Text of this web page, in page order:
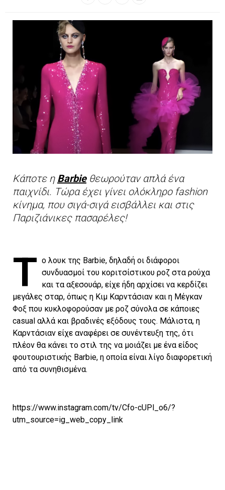
Κάποτε η Barbieθεωρούταν απλά ένα
παιχνίδι. Τώρα έχει γίνει ολόκληρο fashion
κίνημα, που σιγά-σιγά εισβάλλει και στις
Παριζιάνικες πασαρέλες!
Τ ο λουκ της Barbie, δηλαδή οι διάφοροι
συνδυασμοί του κοριτσίστικου ροζ στα ρούχα
και τα αξεσουάρ, είχε ήδη αρχίσει να κερδίζει
μεγάλες σταρ, όπως η Κιμ Καρντάσιαν και η Μέγκαν
Φοξ που κυκλοφορούσαν με ροζ σύνολα σε κάποιες
casual αλλά και βραδινές εξόδους τους. Μάλιστα, η
Καρντάσιαν είχε αναφέρει σε συνέντευξη της, ότι
πλέον θα κάνει το στιλ της να μοιάζει με ένα είδος
φουτουριστικής Barbie, η οποία είναι λίγο διαφορετική
από τα συνηθισμένα.
https://www.instagram.com/tv/Cfo-cUPl_o6/?
utm_source=ig_web_copy_link